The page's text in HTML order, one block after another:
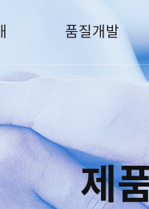
품질개발
제